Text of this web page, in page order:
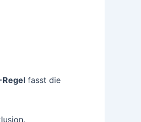
Regel fasst die